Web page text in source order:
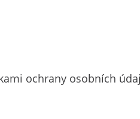
ochrany osobních